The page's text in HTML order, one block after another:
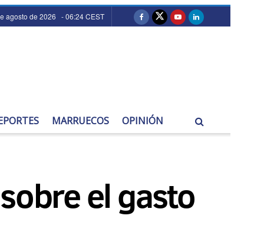
agosto de 2026 - 06:24 CEST
MARRUECOS OPINIÓN
el gasto